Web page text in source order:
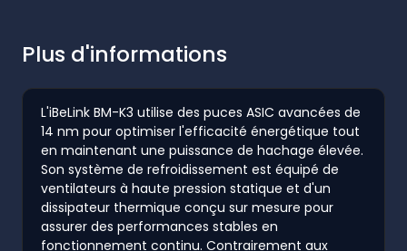
Plus d'informations
L'iBeLink BM-K3 utilise des puces ASIC avancées de
14 nm pour optimiser l'efficacité énergétique tout
en maintenant une puissance de hachage élevée.
Son système de refroidissement est équipé de
ventilateurs à haute pression statique et d'un
dissipateur thermique conçu sur mesure pour
assurer des performances stables en
fonctionnement continu. Contrairement aux